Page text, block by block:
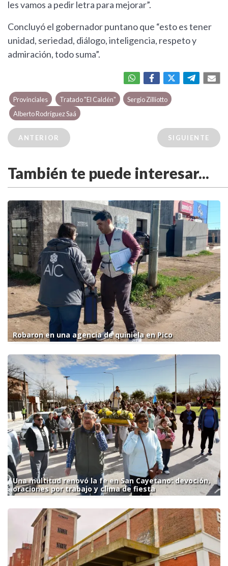
les vamos a pedir letra para mejorar”.
Concluyó el gobernador puntano que “esto es tener
unidad, seriedad, diálogo, inteligencia, respeto y
admiración, todo suma”.
Provinciales Tratado "El Caldén"
Sergio Zilliotto
Alberto Rodríguez Saá
ANTERIOR SIGUIENTE
También te puede interesar...
Robaron en una agencia de quiniela en Pico
Una multitud renovó la fe en San Cayetano: devoción,
oraciones por trabajo y clima de fiesta